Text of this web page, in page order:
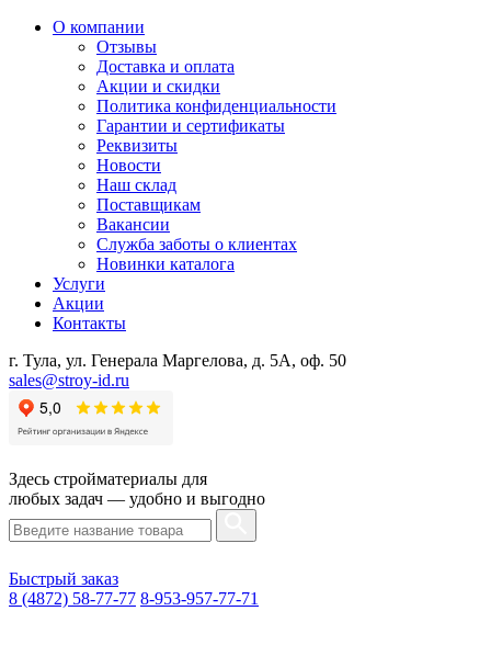
О компании
Отзывы
Доставка и оплата
Акции и скидки
Политика конфиденциальности
Гарантии и сертификаты
Реквизиты
Новости
Наш склад
Поставщикам
Вакансии
Служба заботы о клиентах
Новинки каталога
Услуги
Акции
Контакты
г. Тула, ул. Генерала Маргелова, д. 5А, оф. 50
sales@stroy-id.ru
Здесь стройматериалы для
любых задач — удобно и выгодно
Быстрый заказ
8 (4872) 58-77-77 8-953-957-77-71